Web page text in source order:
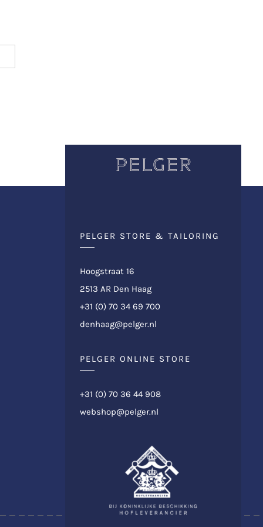
PELGER STORE & TAILORING
Hoogstraat 16
2513 AR Den Haag
+31 (0) 70 34 69 700
denhaag@pelger.nl
PELGER ONLINE STORE
+31 (0) 70 36 44 908
webshop@pelger.nl